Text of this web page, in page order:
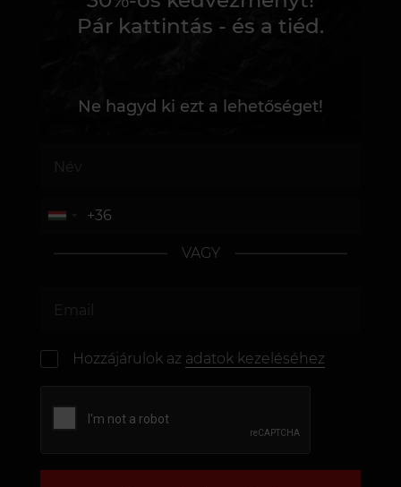
Pár kattintás - és a tiéd.
Ne hagyd ki ezt a lehetőséget!
VAGY
Hozzájárulok az adatok kezeléséhez